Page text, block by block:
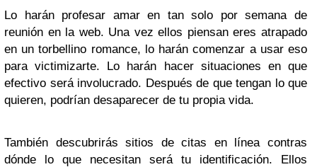
Lo harán profesar amar en tan solo por semana de
reunión en la web. Una vez ellos piensan eres atrapado
en un torbellino romance, lo harán comenzar a usar eso
para victimizarte. Lo harán hacer situaciones en que
efectivo será involucrado. Después de que tengan lo que
quieren, podrían desaparecer de tu propia vida.
También descubrirás sitios de citas en línea contras
dónde lo que necesitan será tu identificación. Ellos